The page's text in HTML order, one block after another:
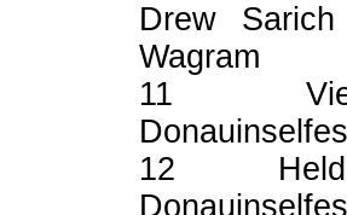
Drew
Wagram
11
12 Helden